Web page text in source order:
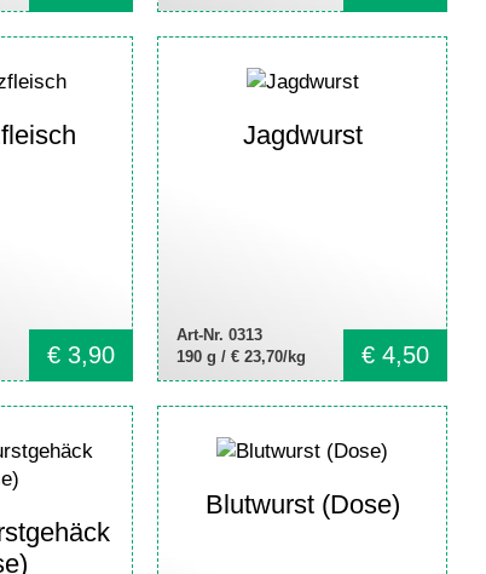
€ 3,90
Jagdwurst
Art-Nr. 0313
190 g / € 23,70/kg € 4,50
Blutwurst (Dose)